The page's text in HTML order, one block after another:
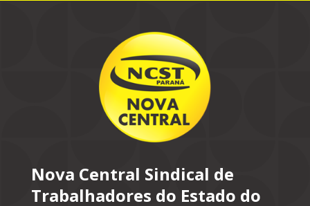
Nova Central Sindical de
Trabalhadores do Estado do